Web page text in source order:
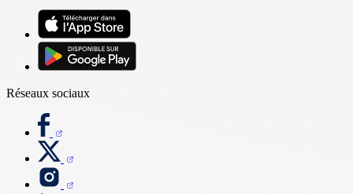
Réseaux sociaux